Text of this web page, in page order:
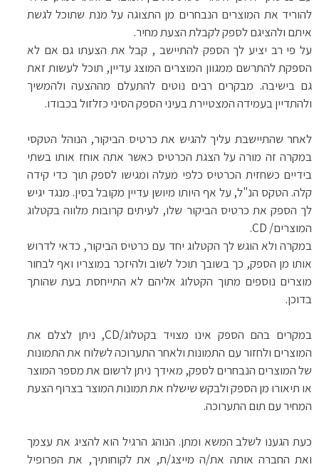
להוריד את המוצרים הנבחרים מן התצוגה על מנת שתוכל לגשת
איתם ולהציגם לספק לקבלת הצעת מחיר.
על פי רב יציע לך הספק להתיישב , קבל את הצעתו גם אם לא
הספקת להתרשם ממגוון המוצרים המוצג עדיין, תוכל לעשות זאת
גם בישיבה. מבקרים רבים נוטים להתעלם מההצעה ולהמשיך
ולהתדיין בעמידה המצטיירת בעיני הספק הסיני כזלזול בכבודו.
לאחר שהתיישבת עליך להגיש את כרטיס הביקור, הנוהל הטקסי
במקרה זה מורה על הצגת הכרטיס כאשר אתה אוחז אותו בשתי
בידיים כשחזית הכרטיס כלפי מעלה ומגישו לספק תוך כדי קידה
קלה. הטקס הנ"ל, על אף היותו מיושן עדיין מקובל בסין. מנגד יגיש
לך הספק את כרטיס הביקור שלו, לעיתים קרובות מלווה בקטלוג
המוצרים/ CD
.
במקרה ולא הוגש לך הקטלוג יחד עם כרטיס הביקור, כדאי לדרוש
אותו מן הספק, כך בשובך תוכל לשוב ולהיזכר במוצריו ואף לבחור
מוצרים נוספים מתוך הקטלוג אליהם לא התייחסת בעת שהותך
בדוכן.
במקרים בהם הספק אינו מצויד בקטלוג/CD, ניתן לצלם את
המוצרים ולחזור עם התמונות ולאחר התערוכה לשלוח את התמונות
של המוצרים הנבחרים לספק, מאידך ניתן לרשום את מספר המוצר
או תיאורו מן הספק ולבקש שישלח את תמונות המוצר בצרוף הצעת
המחיר עם תום התערוכה.
כעת הגענו לשלב המשא ומתן. הנוהג הרגיל הוא להציג את עצמך
ואת החברה אותה את/ה מייצג/ת, את לקוחותיך, את הפרופיל